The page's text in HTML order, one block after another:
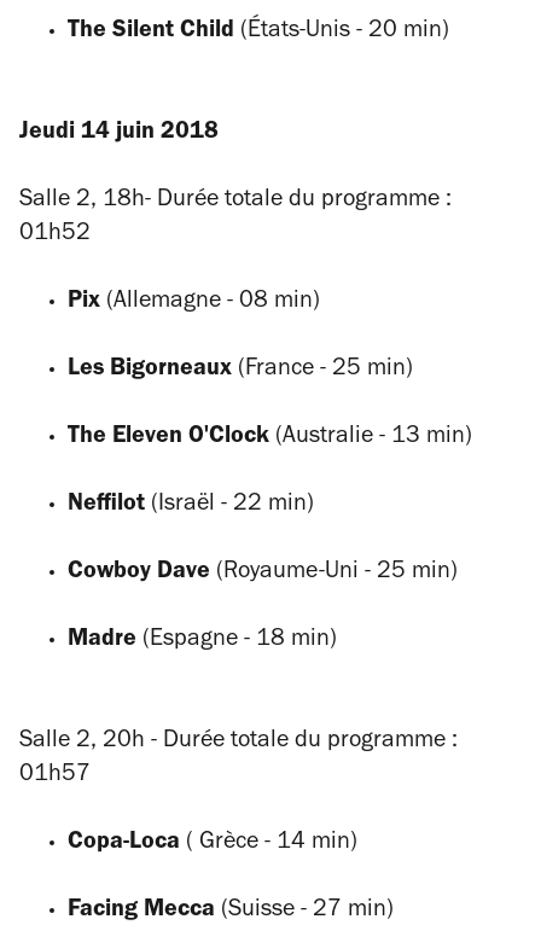
The Silent Child (États-Unis - 20 min)
Jeudi 14 juin 2018
Salle 2, 18h- Durée totale du programme :
01h52
Pix (Allemagne - 08 min)
Les Bigorneaux (France - 25 min)
The Eleven O'Clock (Australie - 13 min)
Neffilot (Israël - 22 min)
Cowboy Dave (Royaume-Uni - 25 min)
Madre (Espagne - 18 min)
Salle 2, 20h - Durée totale du programme :
01h57
Copa-Loca ( Grèce - 14 min)
Facing Mecca (Suisse - 27 min)